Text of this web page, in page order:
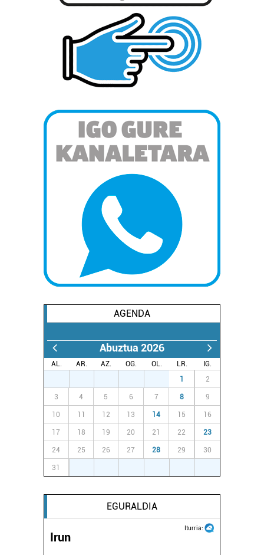
AGENDA
Abuztua 2026
AL. AR. AZ. OG. OL. LR.
IG.
1 2
3 4 5 6 7 8 9
10 11 12 13 14 15 16
17 18 19 20 21 22 23
24 25 26 27 28 29 30
31
EGURALDIA
Iturria:
Irun